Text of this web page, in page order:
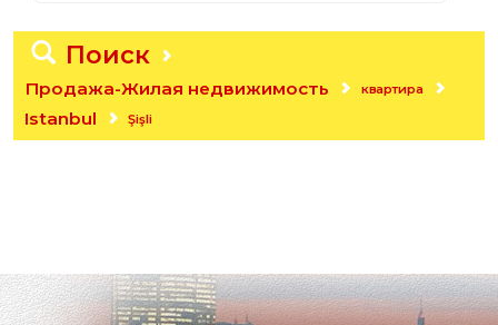
Поиск
Продажа-Жилая недвижимость квартира
Istanbul Şişli